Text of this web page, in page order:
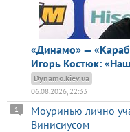
«Динамо» —
Игорь Костюк:
Dynamo.kiev.ua
06.08.2026, 22:33
Моуринью лично
Винисиусом
1